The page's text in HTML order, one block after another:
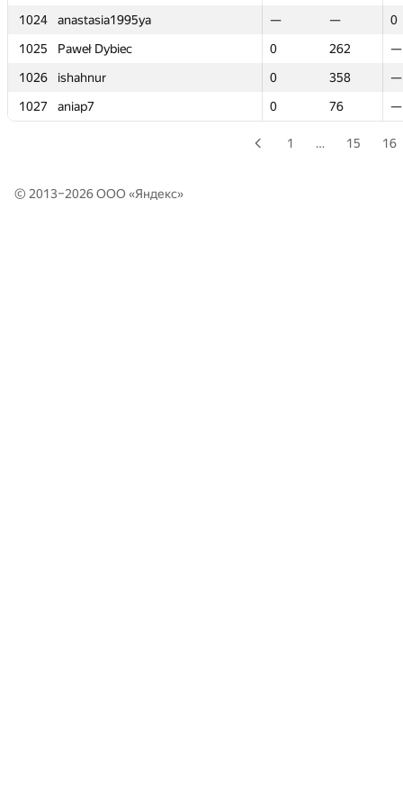
1024
anastasia1995ya — —
0
1025
Paweł Dybiec 0 262
—
1026
ishahnur 0 358
—
1027
aniap7 0 76 —
1024
anastasia1995ya — —
0
1025
Paweł Dybiec 0 262
—
1026
ishahnur 0 358
—
1027
aniap7 0 76 —
1 … 15 16
© 2013–2026 ООО «Яндекс»